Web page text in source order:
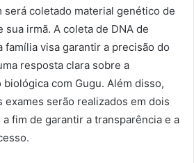
será coletado material genético de
sua irmã. A coleta de DNA de
família visa garantir a precisão do
resposta clara sobre a
com Gugu. Além disso,
exames serão realizados em dois
fim de garantir a transparência e a